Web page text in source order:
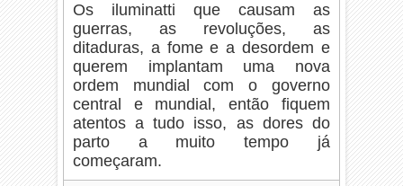
Os iluminatti que causam as
guerras, as revoluções, as
ditaduras, a fome e a desordem e
querem implantam uma nova
ordem mundial com o governo
central e mundial, então fiquem
atentos a tudo isso, as dores do
parto a muito tempo já
começaram.